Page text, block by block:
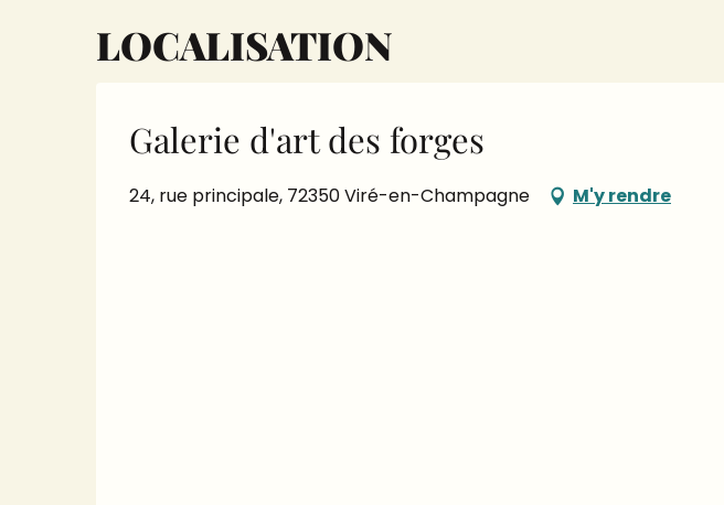
LOCALISATION
Galerie d'art des forges
24, rue principale, 72350 Viré-en-Champagne M'y rendre